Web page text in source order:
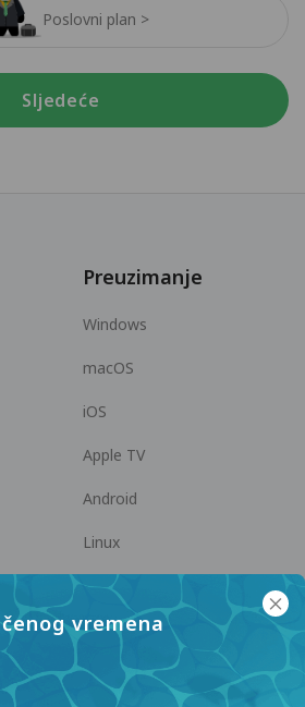
Poslovni plan >
Sljedeće
vremena
Preuzimanje
Windows
macOS
iOS
Apple TV
Android
Linux
Android TV
Suradnja
Postani partner